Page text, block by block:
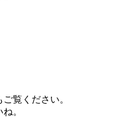
覧ください。
。